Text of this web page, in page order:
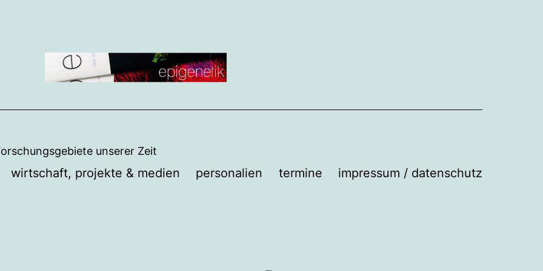
unserer Zeit
wirtschaft, projekte & medien personalien termine impressum / datenschutz